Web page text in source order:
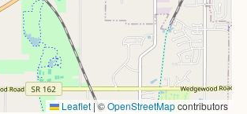
Leaflet |©OpenStreetMapcontributors